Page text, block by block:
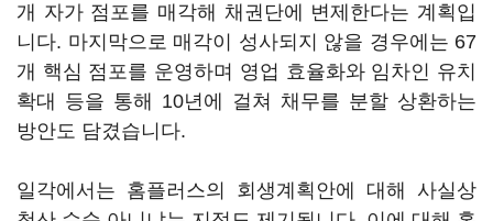
개 자가 점포를 매각해 채권단에 변제한다는 계획입
니다. 마지막으로 매각이 성사되지 않을 경우에는 67
개 핵심 점포를 운영하며 영업 효율화와 임차인 유치
확대 등을 통해 10년에 걸쳐 채무를 분할 상환하는
방안도 담겼습니다.
일각에서는 홈플러스의 회생계획안에 대해 사실상